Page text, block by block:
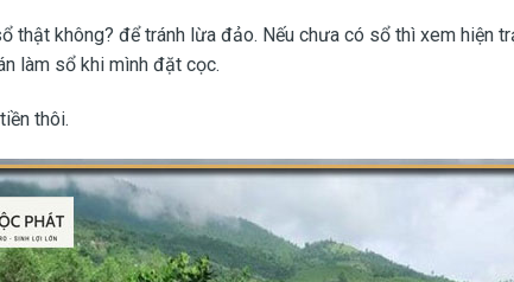
thật không? để tránh lừa đảo. Nếu chưa có sổ thì xem hiện
làm sổ khi mình đặt cọc.
thôi.